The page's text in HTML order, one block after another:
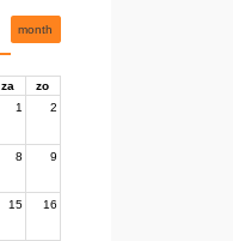
month
za
zo
1 2
8 9
15 16